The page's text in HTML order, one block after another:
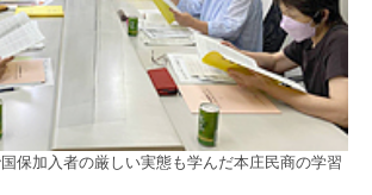
保加入者の厳しい実態も学んだ本庄民商の学習